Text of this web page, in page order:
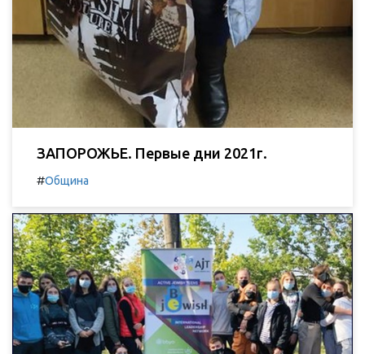
ЗАПОРОЖЬЕ. Первые дни 2021г.
#Община